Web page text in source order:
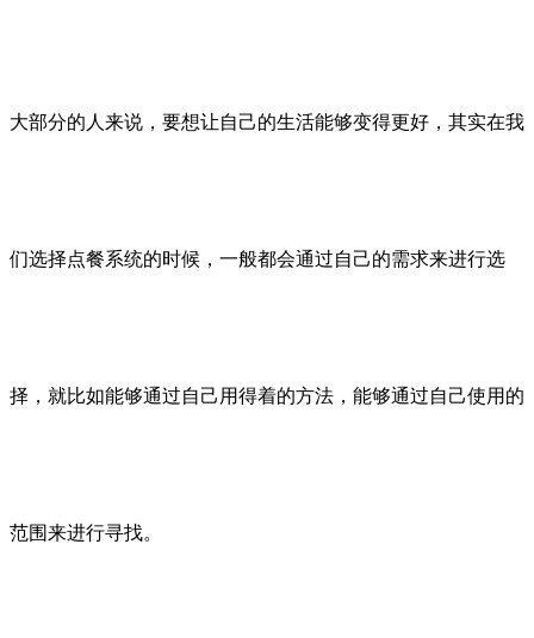
大部分的人来说，要想让自己的生活能够变得更好，其实在我
们选择点餐系统的时候，一般都会通过自己的需求来进行选
择，就比如能够通过自己用得着的方法，能够通过自己使用的
范围来进行寻找。